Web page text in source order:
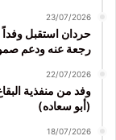
23/07/2026
حردان استقبل وفداً
رجعة عنه ودعم صمود
22/07/2026
وفد من منفذية
(أبو سعاده)
18/07/2026